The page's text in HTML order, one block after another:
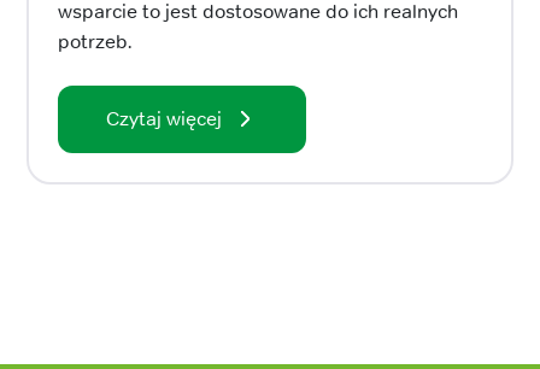
wsparcie to jest dostosowane do ich realnych
potrzeb.
Czytaj więcej